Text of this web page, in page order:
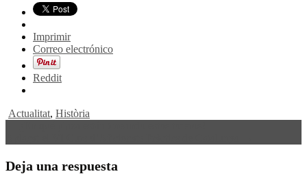
Imprimir
Correo electrónico
Reddit
Actualitat, Història
de
entradas
Deja una respuesta